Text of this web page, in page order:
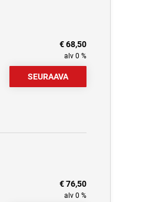
€ 68,50
alv 0 %
€ 76,50
alv 0 %